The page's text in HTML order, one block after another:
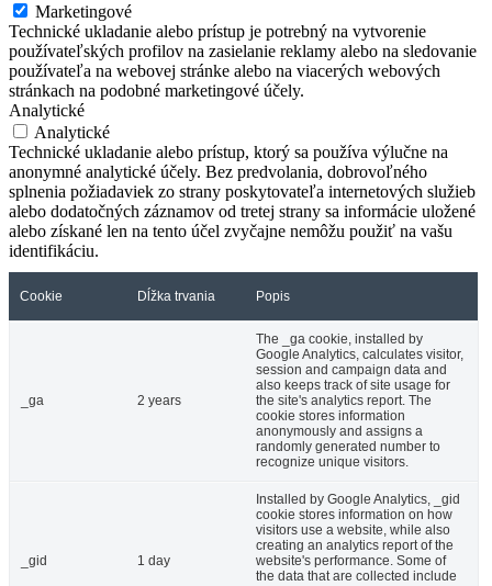
Marketingové
Technické ukladanie alebo prístup je potrebný na vytvorenie
používateľských profilov na zasielanie reklamy alebo na sledovanie
používateľa na webovej stránke alebo na viacerých webových
stránkach na podobné marketingové účely.
Analytické
Analytické
Technické ukladanie alebo prístup, ktorý sa používa výlučne na
anonymné analytické účely. Bez predvolania, dobrovoľného
splnenia požiadaviek zo strany poskytovateľa internetových služieb
alebo dodatočných záznamov od tretej strany sa informácie uložené
alebo získané len na tento účel zvyčajne nemôžu použiť na vašu
identifikáciu.
Cookie Dĺžka trvania Popis
_ga 2 years
The _ga cookie, installed by
Google Analytics, calculates visitor,
session and campaign data and
also keeps track of site usage for
the site's analytics report. The
cookie stores information
anonymously and assigns a
randomly generated number to
recognize unique visitors.
_gid 1 day
Installed by Google Analytics, _gid
cookie stores information on how
visitors use a website, while also
creating an analytics report of the
website's performance. Some of
the data that are collected include